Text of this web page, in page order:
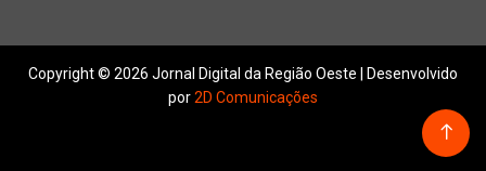
Copyright © 2026 Jornal Digital da Região Oeste | Desenvolvido
por2D Comunicações